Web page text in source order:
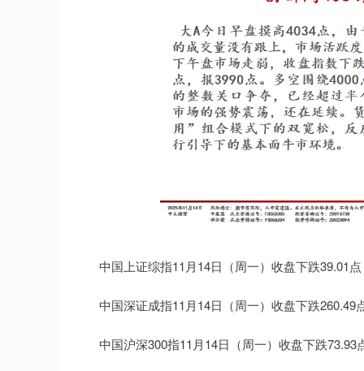
中国上证综指11月14日（周一）收盘下跌39.01点
中国深证成指11月14日（周一）收盘下跌260.49
中国沪深300指11月14日（周一）收盘下跌73.93